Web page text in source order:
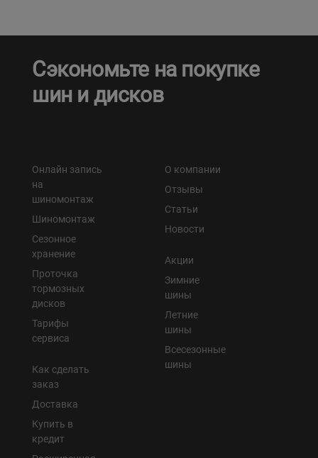
Сэкономьте на покупке
шин и дисков
Онлайн запись
на
шиномонтаж
Шиномонтаж
Сезонное
хранение
Проточка
тормозных
дисков
Тарифы
сервиса
Как сделать
заказ
Доставка
Купить в
кредит
О компании
Отзывы
Статьи
Новости
Акции
Зимние
шины
Летние
шины
Всесезонные
шины